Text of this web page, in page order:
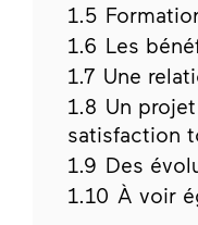
1.5
1.6 Les
1.7 Une
1.8 Un
satisfaction
1.9 Des
1.10 À voir